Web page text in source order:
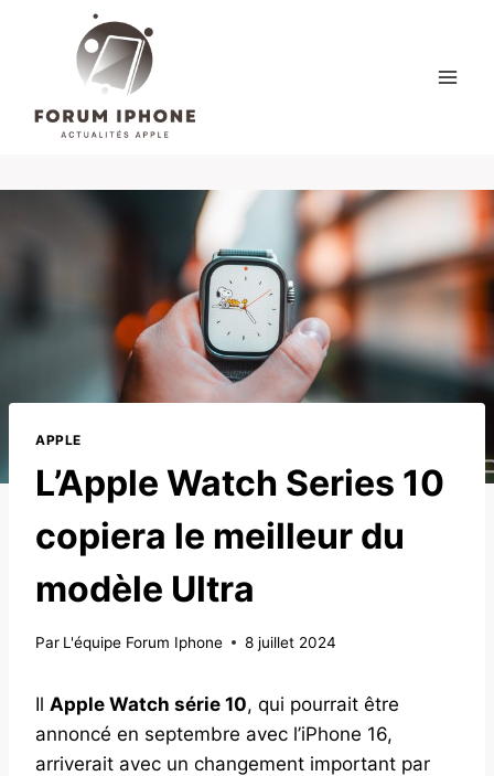
APPLE
L’Apple Watch Series 10
copiera le meilleur du
modèle Ultra
Par L'équipe Forum Iphone 8 juillet 2024
Il Apple Watch série 10, qui pourrait être
annoncé en septembre avec l’iPhone 16,
arriverait avec un changement important par